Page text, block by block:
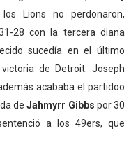
Lions no perdonaron,
28 con la tercera diana
sucedía en el último
de Detroit. Joseph
acababa el partidoo
deJahmyrr Gibbs por 30
a los 49ers, que